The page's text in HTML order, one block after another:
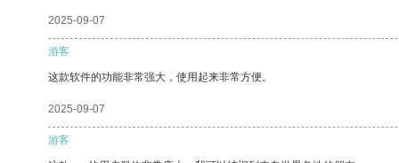
2025-09-07
游客
这款软件的功能非常强大，使用起来非常方便。
2025-09-07
游客